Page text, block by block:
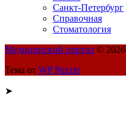
Санкт-Петербург
Справочная
Стоматология
Медицинский портал © 2026
Тема от WP Puzzle
➤